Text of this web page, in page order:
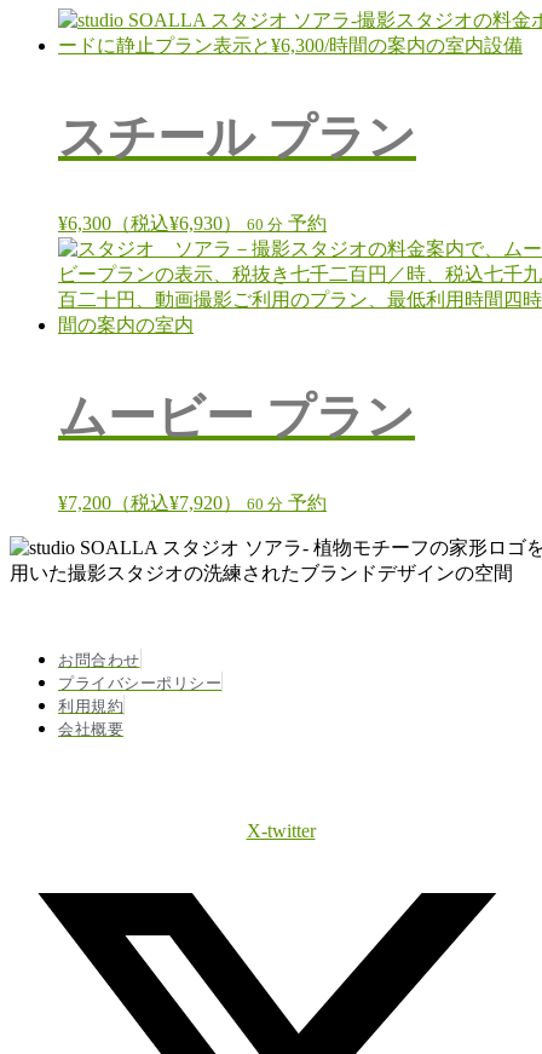
スチール プラン
¥6,300（税込¥6,930） 60 分 予約
ムービー プラン
¥7,200（税込¥7,920） 60 分 予約
お問合わせ
プライバシーポリシー
利用規約
会社概要
X-twitter